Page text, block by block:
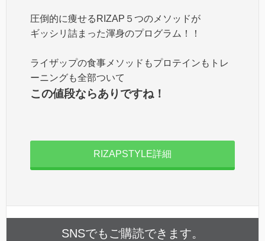
圧倒的に痩せるRIZAP５つのメソッドが
ギッシリ詰まった渾身のプログラム！！
ライザップの食事メソッドもプロテインもトレ
ーニングも全部ついて
この値段ならありですね！
RIZAPSTYLE詳細
SNSでもご購読できます。